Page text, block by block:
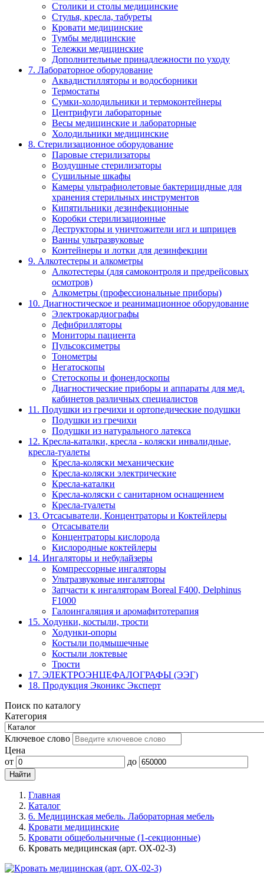
Столики и столы медицинские
Стулья, кресла, табуреты
Кровати медицинские
Тумбы медицинские
Тележки медицинские
Дополнительные принадлежности по уходу
7. Лабораторное оборудование
Аквадистилляторы и водосборники
Термостаты
Сумки-холодильники и термоконтейнеры
Центрифуги лабораторные
Весы медицинские и лабораторные
Холодильники медицинские
8. Стерилизационное оборудование
Паровые стерилизаторы
Воздушные стерилизаторы
Сушильные шкафы
Камеры ультрафиолетовые бактерицидные для
хранения стерильных инструментов
Кипятильники дезинфекционные
Коробки стерилизационные
Деструкторы и уничтожители игл и шприцев
Ванны ультразвуковые
Контейнеры и лотки для дезинфекции
9. Алкотестеры и алкометры
Алкотестеры (для самоконтроля и предрейсовых
осмотров)
Алкометры (профессиональные приборы)
10. Диагностическое и реанимационное оборудование
Электрокардиографы
Дефибрилляторы
Мониторы пациента
Пульсоксиметры
Тонометры
Негатоскопы
Стетоскопы и фонендоскопы
Диагностические приборы и аппараты для мед.
кабинетов различных специалистов
11. Подушки из гречихи и ортопедические подушки
Подушки из гречихи
Подушки из натурального латекса
12. Кресла-каталки, кресла - коляски инвалидные,
кресла-туалеты
Кресла-коляски механические
Кресла-коляски электрические
Кресла-каталки
Кресла-коляски с санитарном оснащением
Кресла-туалеты
13. Отсасыватели, Концентраторы и Коктейлеры
Отсасыватели
Концентраторы кислорода
Кислородные коктейлеры
14. Ингаляторы и небулайзеры
Компрессорные ингаляторы
Ультразвуковые ингаляторы
Запчасти к ингаляторам Boreal F400, Delphinus
F1000
Галоингаляция и аромафитотерапия
15. Ходунки, костыли, трости
Ходунки-опоры
Костыли подмышечные
Костыли локтевые
Трости
17. ЭЛЕКТРО­ЭНЦЕФАЛОГРАФЫ (ЭЭГ)
18. Продукция Эконикс Эксперт
Поиск по каталогу
Категория
Ключевое слово
Цена
от
до
Главная
Каталог
6. Медицинская мебель. Лабораторная мебель
Кровати медицинские
Кровати общебольничные (1-секционные)
Кровать медицинская (арт. ОХ-02-3)